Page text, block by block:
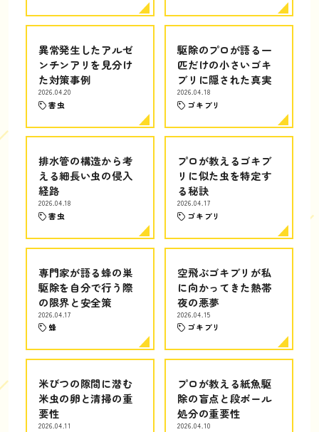
異常発生したアルゼ
ンチンアリを見分け
た対策事例
2026.04.20
害虫
駆除のプロが語る一
匹だけの小さいゴキ
ブリに隠された真実
2026.04.18
ゴキブリ
排水管の構造から考
える細長い虫の侵入
経路
2026.04.18
害虫
プロが教えるゴキブ
リに似た虫を特定す
る秘訣
2026.04.17
ゴキブリ
専門家が語る蜂の巣
駆除を自分で行う際
の限界と安全策
2026.04.17
蜂
空飛ぶゴキブリが私
に向かってきた熱帯
夜の悪夢
2026.04.15
ゴキブリ
米びつの隙間に潜む
米虫の卵と清掃の重
要性
2026.04.11
プロが教える紙魚駆
除の盲点と段ボール
処分の重要性
2026.04.10